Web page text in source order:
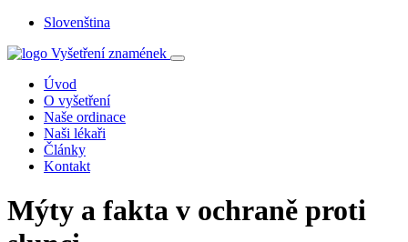
Slovenština
Úvod
O vyšetření
Naše ordinace
Naši lékaři
Články
Kontakt
Mýty a fakta v ochraně proti